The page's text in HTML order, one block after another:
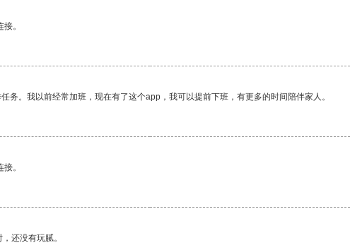
。
。我以前经常加班，现在有了这个app，我可以提前下班，有更多的时间陪伴家人。
。
还没有玩腻。